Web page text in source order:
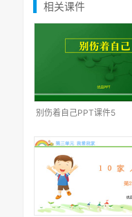
相关课件
别伤着自己PPT课件5